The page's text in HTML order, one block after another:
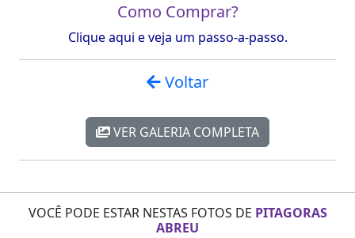
Como Comprar?
Clique aqui e veja um passo-a-passo.
Voltar
VER GALERIA COMPLETA
VOCÊ PODE ESTAR NESTAS FOTOS DE PITAGORAS
ABREU